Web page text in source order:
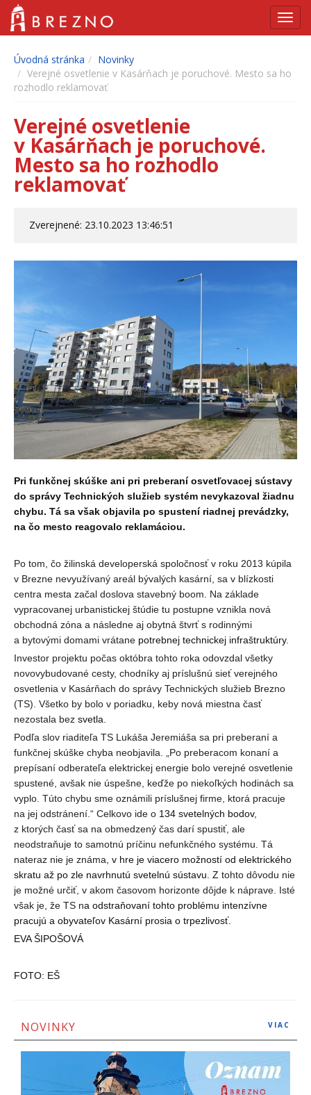
Úvodná stránka
Novinky
Verejné osvetlenie v Kasárňach je poruchové. Mesto sa ho
rozhodlo reklamovať
Verejné osvetlenie
v Kasárňach je poruchové.
Mesto sa ho rozhodlo
reklamovať
Zverejnené: 23.10.2023 13:46:51
Pri funkčnej skúške ani pri preberaní osvetľovacej sústavy
do správy Technických služieb systém nevykazoval žiadnu
chybu. Tá sa však objavila po spustení riadnej prevádzky,
na čo mesto reagovalo reklamáciou.
Po tom, čo žilinská developerská spoločnosť v roku 2013 kúpila
v Brezne nevyužívaný areál bývalých kasární, sa v blízkosti
centra mesta začal doslova stavebný boom. Na základe
vypracovanej urbanistickej štúdie tu postupne vznikla nová
obchodná zóna a následne aj obytná štvrť s rodinnými
a bytovými domami vrátane potrebnej technickej infraštruktúry.
Investor projektu počas októbra tohto roka odovzdal všetky
novovybudované cesty, chodníky aj príslušnú sieť verejného
osvetlenia v Kasárňach do správy Technických služieb Brezno
(TS). Všetko by bolo v poriadku, keby nová miestna časť
nezostala bez svetla.
Podľa slov riaditeľa TS Lukáša Jeremiáša sa pri preberaní a
funkčnej skúške chyba neobjavila. „Po preberacom konaní a
prepísaní odberateľa elektrickej energie bolo verejné osvetlenie
spustené, avšak nie úspešne, keďže po niekoľkých hodinách sa
vyplo. Túto chybu sme oznámili príslušnej firme, ktorá pracuje
na jej odstránení.“ Celkovo ide o 134 svetelných bodov,
z ktorých časť sa na obmedzený čas darí spustiť, ale
neodstraňuje to samotnú príčinu nefunkčného systému. Tá
nateraz nie je známa, v hre je viacero možností od elektrického
skratu až po zle navrhnutú svetelnú sústavu. Z tohto dôvodu nie
je možné určiť, v akom časovom horizonte dôjde k náprave. Isté
však je, že TS na odstraňovaní tohto problému intenzívne
pracujú a obyvateľov Kasární prosia o trpezlivosť.
EVA ŠIPOŠOVÁ
FOTO: EŠ
NOVINKY VIAC